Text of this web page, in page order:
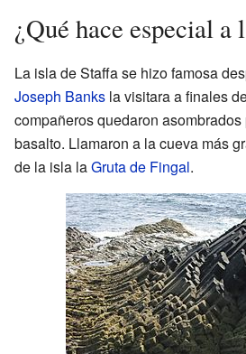
¿Qué hace especial a
La isla de Staffa se hizo famosa
Joseph Banks la visitara a finales
compañeros quedaron
basalto. Llamaron a la cueva más
de la isla laGruta de Fingal.